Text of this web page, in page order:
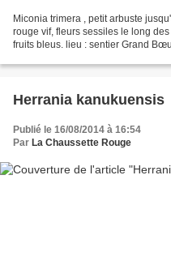
Miconia trimera , petit arbuste
rouge vif, fleurs sessiles le long
fruits bleus. lieu : sentier Grand
Herrania kanukuensis
Publié le 16/08/2014 à 16:54
Par La Chaussette Rouge